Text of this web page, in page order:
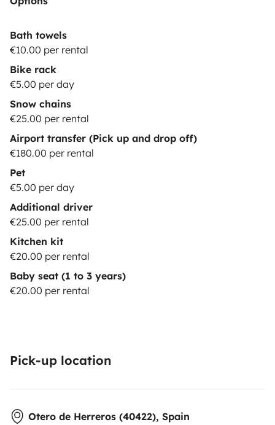
Bath towels
€10.00 per rental
Bike rack
€5.00 per day
Snow chains
€25.00 per rental
Airport transfer (Pick up and drop off)
€180.00 per rental
Pet
€5.00 per day
Additional driver
€25.00 per rental
Kitchen kit
€20.00 per rental
Baby seat (1 to 3 years)
€20.00 per rental
Pick-up location
Otero de Herreros (40422), Spain